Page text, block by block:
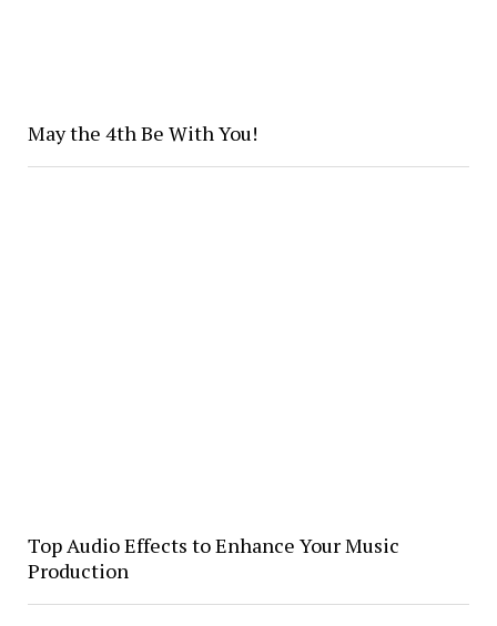
May the 4th Be With You!
Top Audio Effects to Enhance Your Music
Production